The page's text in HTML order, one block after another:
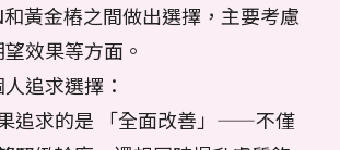
和黃金樁之間做出選擇，主要考慮
效果等方面。
追求選擇：
追求的是 「全面改善」——不僅